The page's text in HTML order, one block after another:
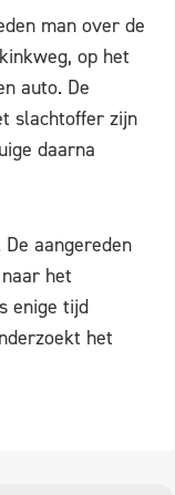
man over de
op het
auto. De
slachtoffer zijn
daarna
aangereden
het
enige tijd
het